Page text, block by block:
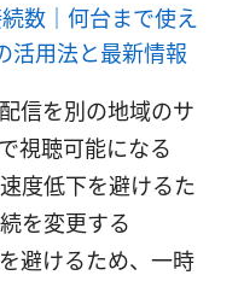
数｜何台まで使え
活用法と最新情報
信を別の地域のサ
視聴可能になる
度低下を避けるた
を変更する
避けるため、一時